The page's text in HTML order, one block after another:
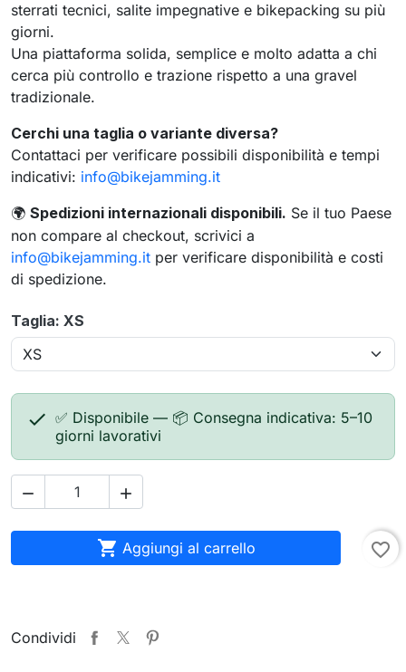
sterrati tecnici, salite impegnative e bikepacking su più
giorni.
Una piattaforma solida, semplice e molto adatta a chi
cerca più controllo e trazione rispetto a una gravel
tradizionale.
Cerchi una taglia o variante diversa?
Contattaci per verificare possibili disponibilità e tempi
indicativi: info@bikejamming.it
🌍 Spedizioni internazionali disponibili. Se il tuo Paese
non compare al checkout, scrivici a
info@bikejamming.it per verificare disponibilità e costi
di spedizione.
Taglia: XS
 ✅ Disponibile — 📦 Consegna indicativa: 5–10
giorni lavorativi
 
 Aggiungi al carrello favorite_border
Condividi